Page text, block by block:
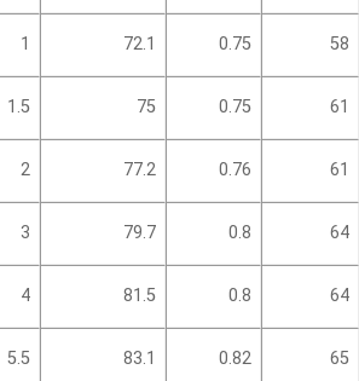
1 72.1 0.75 58
1.5 75 0.75 61
2 77.2 0.76 61
3 79.7 0.8 64
4 81.5 0.8 64
5.5 83.1 0.82 65